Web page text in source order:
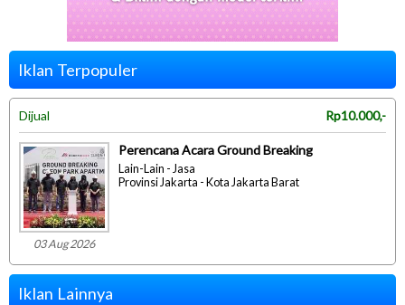
Iklan Terpopuler
Dijual Rp10.000,-
03 Aug 2026
Perencana Acara Ground Breaking
Lain-Lain - Jasa
Provinsi Jakarta - Kota Jakarta Barat
Iklan Lainnya